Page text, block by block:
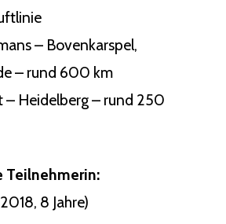
– Bovenkarspel,
– rund 600 km
– Heidelberg – rund 250
Teilnehmerin:
8 Jahre)